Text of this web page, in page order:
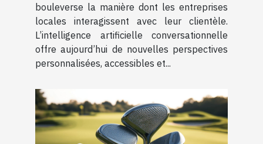
bouleverse la manière dont les entreprises
locales interagissent avec leur clientèle.
L’intelligence artificielle conversationnelle
offre aujourd’hui de nouvelles perspectives
personnalisées, accessibles et...